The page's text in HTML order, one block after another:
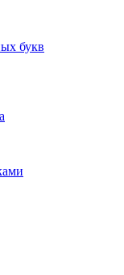
букв